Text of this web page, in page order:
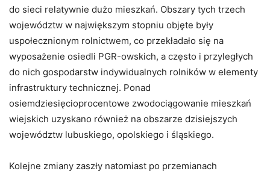
do sieci relatywnie dużo mieszkań. Obszary tych trzech
województw w największym stopniu objęte były
uspołecznionym rolnictwem, co przekładało się na
wyposażenie osiedli PGR-owskich, a często i przyległych
do nich gospodarstw indywidualnych rolników w elementy
infrastruktury technicznej. Ponad
osiemdziesięcioprocentowe zwodociągowanie mieszkań
wiejskich uzyskano również na obszarze dzisiejszych
województw lubuskiego, opolskiego i śląskiego.
Kolejne zmiany zaszły natomiast po przemianach